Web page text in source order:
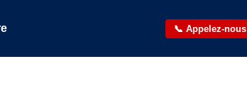
📞 Appelez-nous